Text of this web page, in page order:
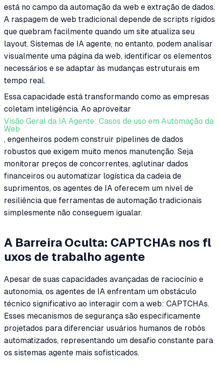
está no campo da automação da web e extração de dados.
A raspagem de web tradicional depende de scripts rígidos
que quebram facilmente quando um site atualiza seu
layout. Sistemas de IA agente, no entanto, podem analisar
visualmente uma página da web, identificar os elementos
necessários e se adaptar às mudanças estruturais em
tempo real.
Essa capacidade está transformando como as empresas
coletam inteligência. Ao aproveitar
Visão Geral da IA Agente: Casos de uso em Automação da
Web
, engenheiros podem construir pipelines de dados
robustos que exigem muito menos manutenção. Seja
monitorar preços de concorrentes, aglutinar dados
financeiros ou automatizar logística da cadeia de
suprimentos, os agentes de IA oferecem um nível de
resiliência que ferramentas de automação tradicionais
simplesmente não conseguem igualar.
A Barreira Oculta: CAPTCHAs nos fl
uxos de trabalho agente
Apesar de suas capacidades avançadas de raciocínio e
autonomia, os agentes de IA enfrentam um obstáculo
técnico significativo ao interagir com a web: CAPTCHAs.
Esses mecanismos de segurança são especificamente
projetados para diferenciar usuários humanos de robôs
automatizados, representando um desafio constante para
os sistemas agente mais sofisticados.